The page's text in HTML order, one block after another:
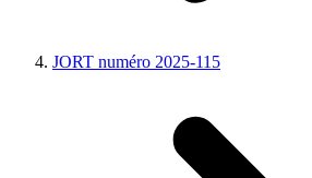
JORT numéro 2025-115